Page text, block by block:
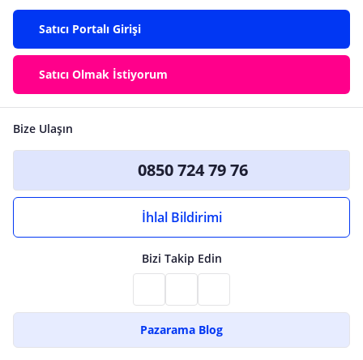
Satıcı Portalı Girişi
Satıcı Olmak İstiyorum
Bize Ulaşın
0850 724 79 76
İhlal Bildirimi
Bizi Takip Edin
Pazarama Blog